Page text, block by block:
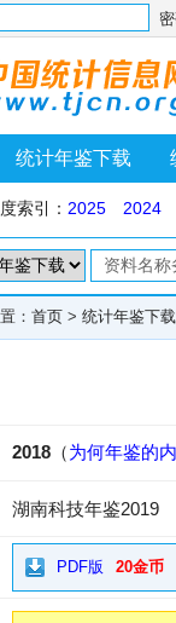
密
统计年鉴下载
索引： 2025 2024
： 首页 > 统计年鉴下载
2018 （为何年鉴的
湖南科技年鉴2019
PDF版 20金币